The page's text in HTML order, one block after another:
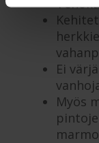
Ei
Myös